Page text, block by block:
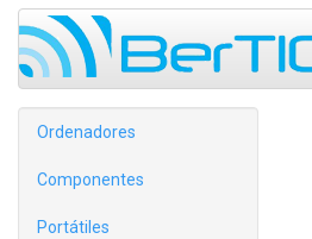
Ordenadores
Componentes
Portátiles